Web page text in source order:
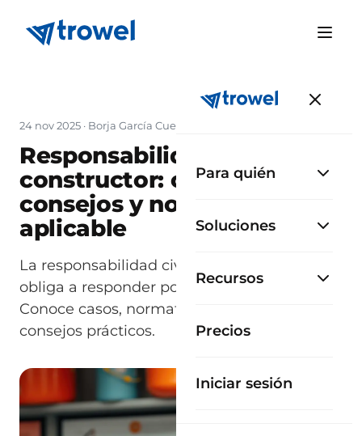
Para quién
Soluciones
Recursos
Precios
Iniciar sesión
24 nov 2025 · Borja García Cueto
Responsabilidad civil del
constructor: casos,
consejos y normativa
aplicable
La responsabilidad civil del constructor
obliga a responder por daños en una obra.
Conoce casos, normativa aplicable y
consejos prácticos.